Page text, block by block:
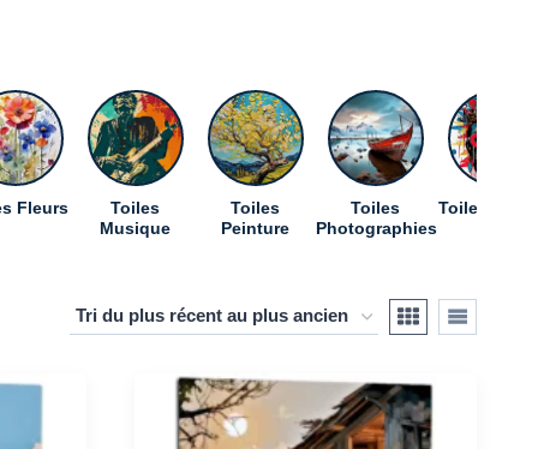
Fleurs
Toiles
Musique
Toiles
Peinture
Toiles
Photographies
Toiles Pop